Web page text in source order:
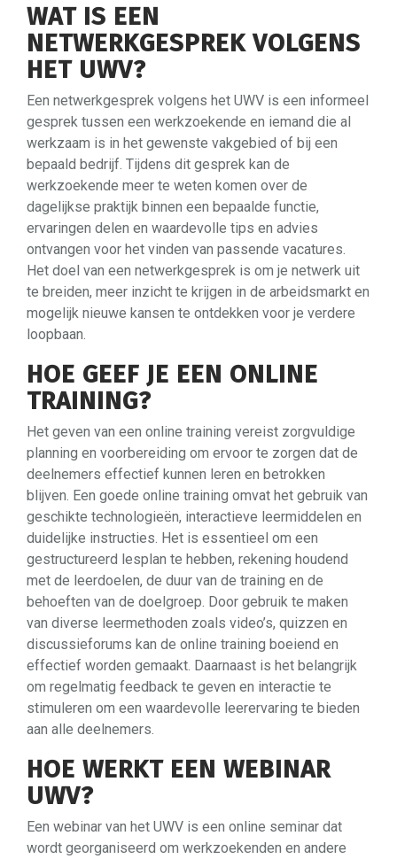
WAT IS EEN
NETWERKGESPREK VOLGENS
HET UWV?
Een netwerkgesprek volgens het UWV is een informeel
gesprek tussen een werkzoekende en iemand die al
werkzaam is in het gewenste vakgebied of bij een
bepaald bedrijf. Tijdens dit gesprek kan de
werkzoekende meer te weten komen over de
dagelijkse praktijk binnen een bepaalde functie,
ervaringen delen en waardevolle tips en advies
ontvangen voor het vinden van passende vacatures.
Het doel van een netwerkgesprek is om je netwerk uit
te breiden, meer inzicht te krijgen in de arbeidsmarkt en
mogelijk nieuwe kansen te ontdekken voor je verdere
loopbaan.
HOE GEEF JE EEN ONLINE
TRAINING?
Het geven van een online training vereist zorgvuldige
planning en voorbereiding om ervoor te zorgen dat de
deelnemers effectief kunnen leren en betrokken
blijven. Een goede online training omvat het gebruik van
geschikte technologieën, interactieve leermiddelen en
duidelijke instructies. Het is essentieel om een
gestructureerd lesplan te hebben, rekening houdend
met de leerdoelen, de duur van de training en de
behoeften van de doelgroep. Door gebruik te maken
van diverse leermethoden zoals video’s, quizzen en
discussieforums kan de online training boeiend en
effectief worden gemaakt. Daarnaast is het belangrijk
om regelmatig feedback te geven en interactie te
stimuleren om een waardevolle leerervaring te bieden
aan alle deelnemers.
HOE WERKT EEN WEBINAR
UWV?
Een webinar van het UWV is een online seminar dat
wordt georganiseerd om werkzoekenden en andere